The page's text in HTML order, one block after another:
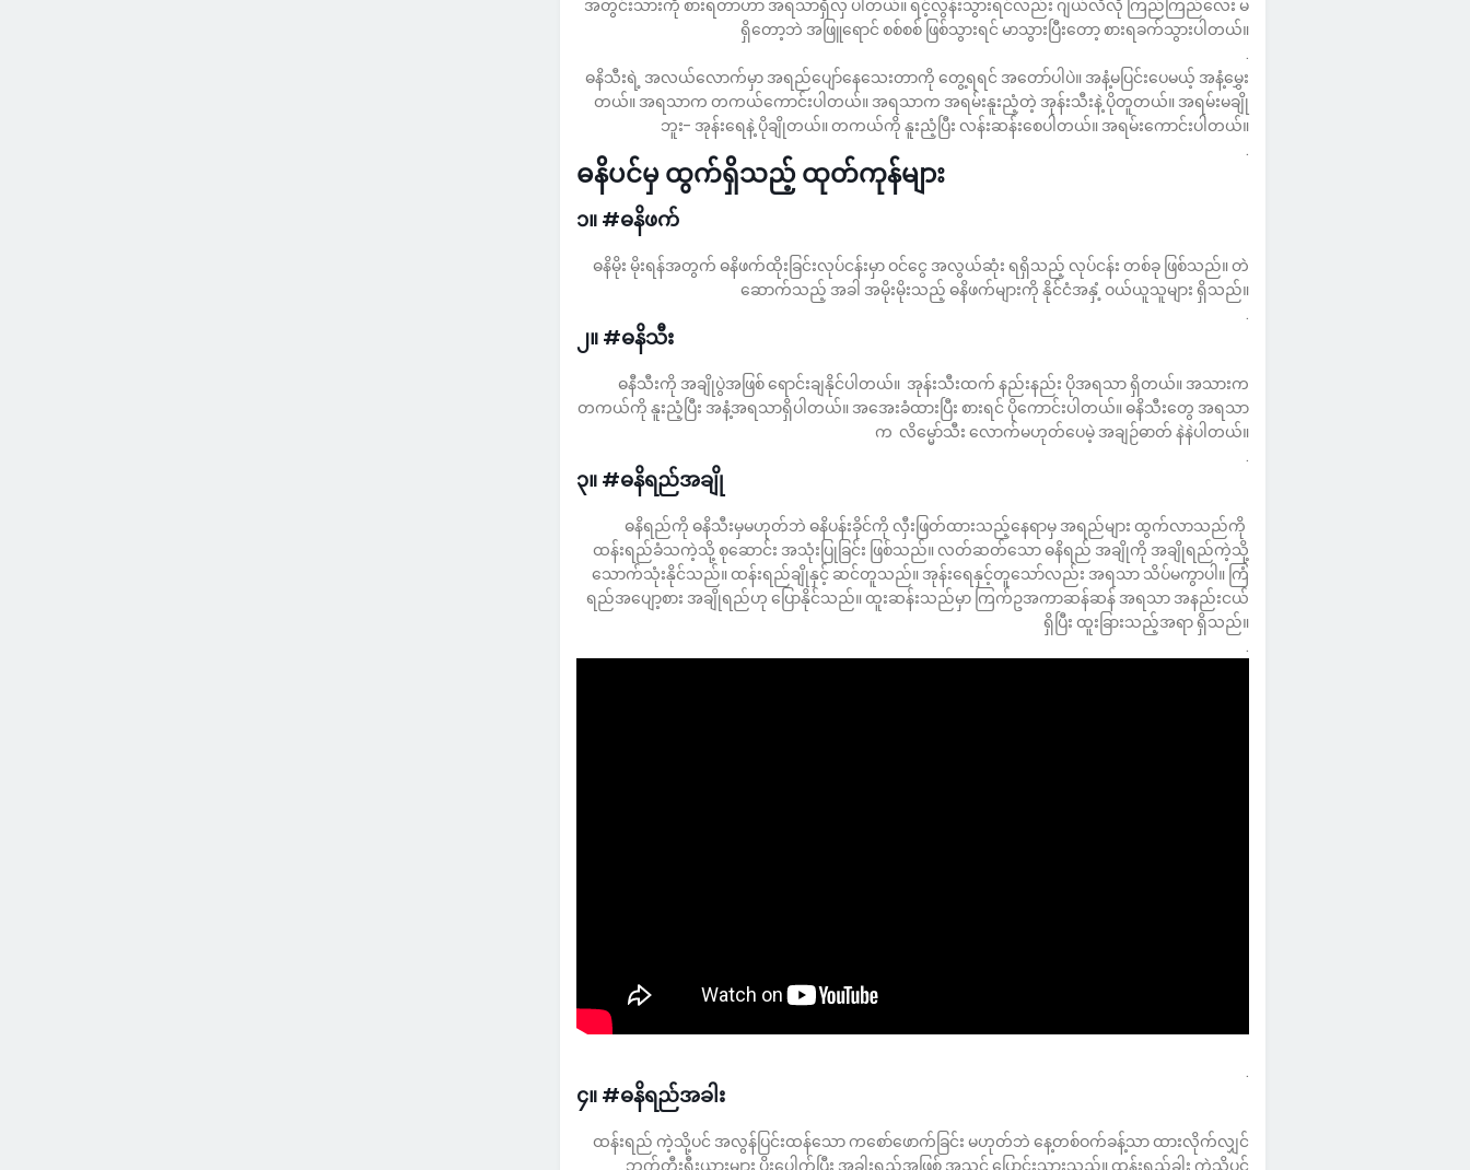
အတွင်းသားကို စားရတာဟာ အရသာရှိလှ ပါတယ်။ ရင့်လွန်းသွားရင်လည်း ဂျယ်လီလို ကြည်ကြည်လေး မ
ရှိတော့ဘဲ အဖြူရောင် စစ်စစ် ဖြစ်သွားရင် မာသွားပြီးတော့ စားရခက်သွားပါတယ်။
.
ဓနိသီးရဲ့ အလယ်လောက်မှာ အရည်ပျော်နေသေးတာကို တွေ့ရရင် အတော်ပါပဲ။ အနံ့မပြင်းပေမယ့် အနံ့မွှေး
တယ်။ အရသာက တကယ်ကောင်းပါတယ်။ အရသာက အရမ်းနူးညံ့တဲ့ အုန်းသီးနဲ့ ပိုတူတယ်။ အရမ်းမချို
ဘူး- အုန်းရေနဲ့ ပိုချိုတယ်။ တကယ်ကို နူးညံ့ပြီး လန်းဆန်းစေပါတယ်။ အရမ်းကောင်းပါတယ်။
.
ဓနိပင်မှ ထွက်ရှိသည့် ထုတ်ကုန်များ
၁။ #ဓနိဖက်
ဓနိမိုး မိုးရန်အတွက် ဓနိဖက်ထိုးခြင်းလုပ်ငန်းမှာ ဝင်ငွေ အလွယ်ဆုံး ရရှိသည့် လုပ်ငန်း တစ်ခု ဖြစ်သည်။ တဲ
ဆောက်သည့် အခါ အမိုးမိုးသည့် ဓနိဖက်များကို နိုင်ငံအနှံ့ ဝယ်ယူသူများ ရှိသည်။
.
၂။ #ဓနိသီး
ဓနီသီးကို အချိုပွဲအဖြစ် ရောင်းချနိုင်ပါတယ်။ အုန်းသီးထက် နည်းနည်း ပိုအရသာ ရှိတယ်။ အသားက
တကယ်ကို နူးညံ့ပြီး အနံ့အရသာရှိပါတယ်။ အအေးခံထားပြီး စားရင် ပိုကောင်းပါတယ်။ ဓနိသီးတွေ အရသာ
က လိမ္မော်သီး လောက်မဟုတ်ပေမဲ့ အချဉ်ဓာတ် နဲနဲပါတယ်။
.
၃။ #ဓနိရည်အချို
ဓနိရည်ကို ဓနိသီးမှမဟုတ်ဘဲ ဓနိပန်းခိုင်ကို လှီးဖြတ်ထားသည့်နေရာမှ အရည်များ ထွက်လာသည်ကို
ထန်းရည်ခံသကဲ့သို့ စုဆောင်း အသုံးပြုခြင်း ဖြစ်သည်။ လတ်ဆတ်သော ဓနိရည် အချိုကို အချိုရည်ကဲ့သို့
သောက်သုံးနိုင်သည်။ ထန်းရည်ချိုနှင့် ဆင်တူသည်။ အုန်းရေနှင့်တူသော်လည်း အရသာ သိပ်မကွာပါ။ ကြံ
ရည်အပျော့စား အချိုရည်ဟု ပြောနိုင်သည်။ ထူးဆန်းသည်မှာ ကြက်ဥအကာဆန်ဆန် အရသာ အနည်းငယ်
ရှိပြီး ထူးခြားသည့်အရာ ရှိသည်။
.
.
၄။ #ဓနိရည်အခါး
ထန်းရည် ကဲ့သို့ပင် အလွန်ပြင်းထန်သော ကစော်ဖောက်ခြင်း မဟုတ်ဘဲ နေ့တစ်ဝက်ခန့်သာ ထားလိုက်လျှင်
ဘက်တီးရီးယားများ ပိုးပေါက်ပြီး အခါးရည်အဖြစ် အသွင် ပြောင်းသွားသည်။ ထန်းရည်ခါး ကဲ့သို့ပင်